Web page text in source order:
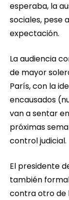
esperaba, la
sociales, pese
expectación.
La audiencia
de mayor
París, con la
encausados
van a sentar
próximas
control judicial.
El presidente
también
contra otro de